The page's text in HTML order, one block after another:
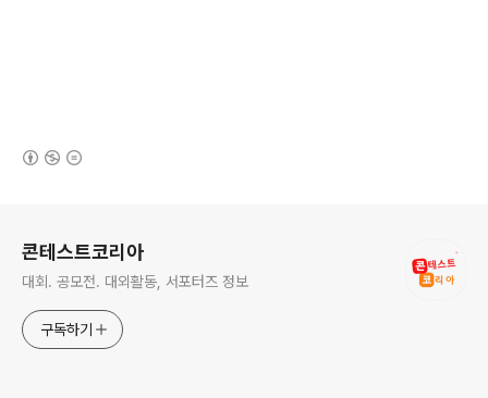
콘테스트코리아
대회. 공모전. 대외활동, 서포터즈 정보
구독하기